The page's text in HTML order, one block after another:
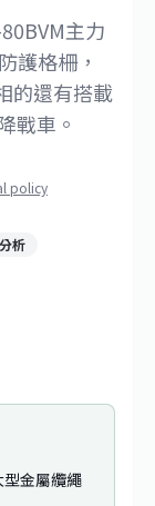
主力
護格柵，
的還有搭載
戰車。
policy
析
金屬纜繩